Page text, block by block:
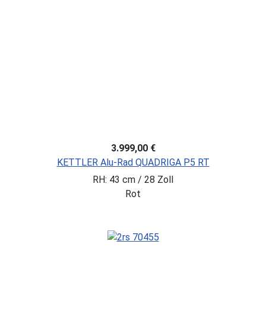
3.999,00 €
KETTLER Alu-Rad QUADRIGA P5 RT
RH: 43 cm / 28 Zoll
Rot